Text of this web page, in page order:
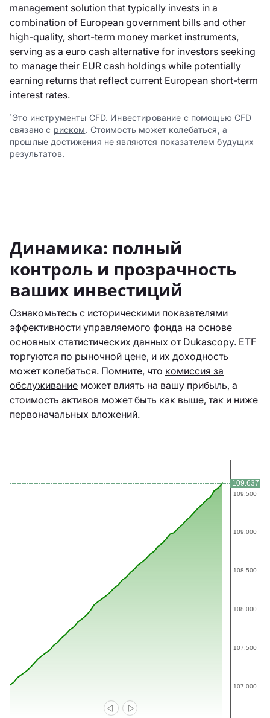
management solution that typically invests in a
combination of European government bills and other
high-quality, short-term money market instruments,
serving as a euro cash alternative for investors seeking
to manage their EUR cash holdings while potentially
earning returns that reflect current European short-term
interest rates.
* Это инструменты CFD. Инвестирование с помощью CFD
связано с риском. Стоимость может колебаться, а
прошлые достижения не являются показателем будущих
результатов.
Динамика: полный
контроль и прозрачность
ваших инвестиций
Ознакомьтесь с историческими показателями
эффективности управляемого фонда на основе
основных статистических данных от Dukascopy. ETF
торгуются по рыночной цене, и их доходность
может колебаться. Помните, что комиссия за
обслуживание может влиять на вашу прибыль, а
стоимость активов может быть как выше, так и ниже
первоначальных вложений.